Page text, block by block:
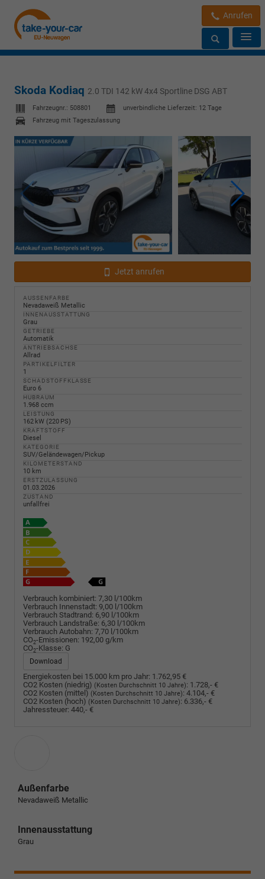
Anrufen
Skoda Kodiaq 2.0 TDI 142 kW 4x4 Sportline DSG ABT
Fahrzeugnr.: 508801 unverbindliche Lieferzeit: 12 Tage
Fahrzeug mit Tageszulassung
Jetzt anrufen
AUSSENFARBE
Nevadaweiß Metallic
INNENAUSSTATTUNG
Grau
GETRIEBE
Automatik
ANTRIEBSACHSE
Allrad
PARTIKELFILTER
1
SCHADSTOFFKLASSE
Euro 6
HUBRAUM
1.968 ccm
LEISTUNG
162 kW (220 PS)
KRAFTSTOFF
Diesel
KATEGORIE
SUV/Geländewagen/Pickup
KILOMETERSTAND
10 km
ERSTZULASSUNG
01.03.2026
ZUSTAND
unfallfrei
Verbrauch kombiniert: 7,30 l/100km
Verbrauch Innenstadt: 9,00 l/100km
Verbrauch Stadtrand: 6,90 l/100km
Verbrauch Landstraße: 6,30 l/100km
Verbrauch Autobahn: 7,70 l/100km
CO2-Emissionen: 192,00 g/km
CO2-Klasse: G
Download
Energiekosten bei 15.000 km pro Jahr: 1.762,95 €
CO2 Kosten (niedrig) (Kosten Durchschnitt 10 Jahre): 1.728,- €
CO2 Kosten (mittel) (Kosten Durchschnitt 10 Jahre): 4.104,- €
CO2 Kosten (hoch) (Kosten Durchschnitt 10 Jahre): 6.336,- €
Jahressteuer: 440,- €
Außenfarbe
Nevadaweiß Metallic
Innenausstattung
Grau